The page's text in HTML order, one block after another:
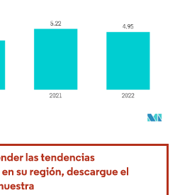
requiere atribución según CC BY 4.0.